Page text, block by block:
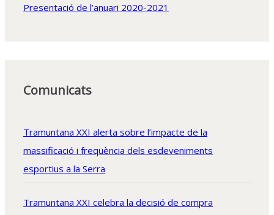
Presentació de l’anuari 2020-2021
Comunicats
Tramuntana XXI alerta sobre l’impacte de la
massificació i freqüència dels esdeveniments
esportius a la Serra
Tramuntana XXI celebra la decisió de compra